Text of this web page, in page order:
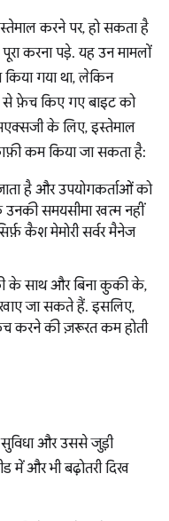
करने पर, हो सकता है
करना पड़े. यह उन मामलों
गया था, लेकिन
से फ़ेच किए गए बाइट को
के लिए, इस्तेमाल
कम किया जा सकता है:
है और उपयोगकर्ताओं को
समयसीमा खत्म नहीं
कैश मेमोरी सर्वर मैनेज
के साथ और बिना कुकी के,
जा सकते हैं. इसलिए,
करने की ज़रूरत कम होती
और उससे जुड़ी
में और भी बढ़ोतरी दिख